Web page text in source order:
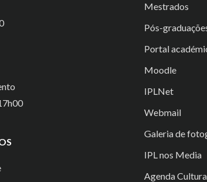
Mestrados
Pós-
Portal
Moodle
IPLNet
Webmail
Galeria de
IPL nos Media
Agenda